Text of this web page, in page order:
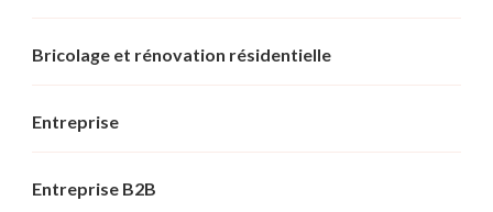
Bricolage et rénovation résidentielle
Entreprise
Entreprise B2B